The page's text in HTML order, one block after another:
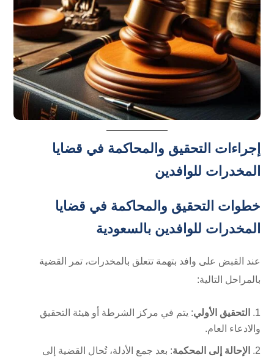
إجراءات التحقيق والمحاكمة في قضايا
المخدرات للوافدين
خطوات التحقيق والمحاكمة في قضايا
المخدرات للوافدين بالسعودية
عند القبض على وافد بتهمة تتعلق بالمخدرات، تمر القضية
بالمراحل التالية:
التحقيق الأولي: يتم في مركز الشرطة أو هيئة التحقيق
والادعاء العام.
الإحالة إلى المحكمة: بعد جمع الأدلة، تُحال القضية إلى